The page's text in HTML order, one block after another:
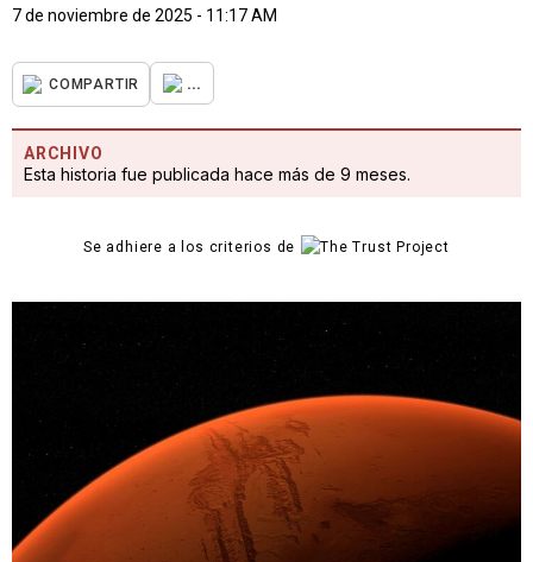
7 de noviembre de 2025 - 11:17 AM
COMPARTIR ...
ARCHIVO
Esta historia fue publicada hace más de 9 meses.
Se adhiere a los criterios de